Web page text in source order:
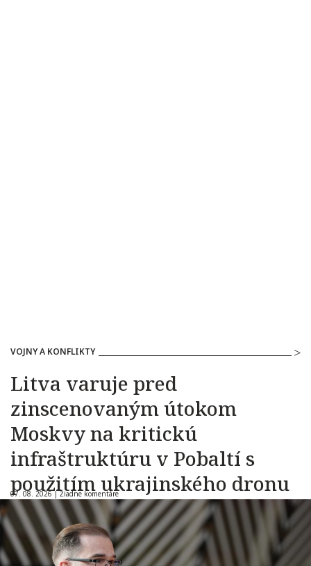
VOJNY A KONFLIKTY
Litva varuje pred
zinscenovaným útokom
Moskvy na kritickú
infraštruktúru v Pobaltí s
použitím ukrajinského dronu
07. 08. 2026 |Žiadne komentáre